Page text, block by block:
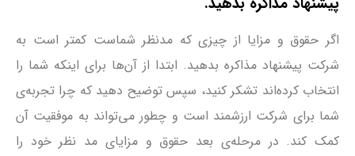
اگر حقوق و مزایا از چیزی که مدنظر شماست کمتر است به
شرکت پیشنهاد مذاکره بدهید. ابتدا از آن‌ها برای اینکه شما را
انتخاب کرده‌اند تشکر کنید، سپس توضیح دهید که چرا تجربه‌ی
شما برای شرکت ارزشمند است و چطور می‌تواند به موفقیت آن
کمک کند. در مرحله‌ی بعد حقوق و مزایای مد نظر خود را